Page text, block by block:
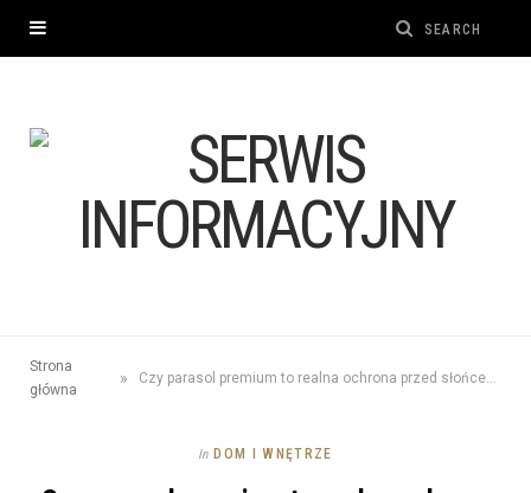
Strona
główna
» Czy parasol premium to realna ochrona przed słońcem i wiatrem?
In DOM I WNĘTRZE